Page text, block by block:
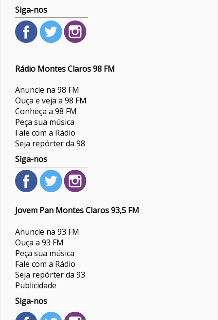
Siga-nos
Rádio Montes Claros 98 FM
Anuncie na 98 FM
Ouça e veja a 98 FM
Conheça a 98 FM
Peça sua música
Fale com a Rádio
Seja repórter da 98
Siga-nos
Jovem Pan Montes Claros 93,5 FM
Anuncie na 93 FM
Ouça a 93 FM
Peça sua música
Fale com a Rádio
Seja repórter da 93
Publicidade
Siga-nos